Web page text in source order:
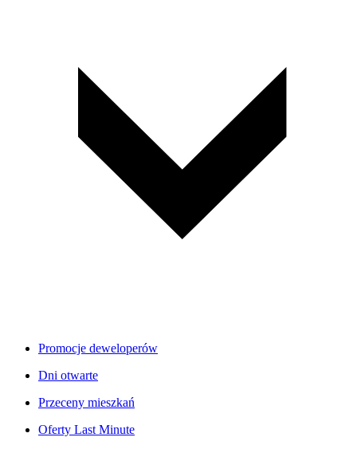
Promocje deweloperów
Dni otwarte
Przeceny mieszkań
Oferty Last Minute